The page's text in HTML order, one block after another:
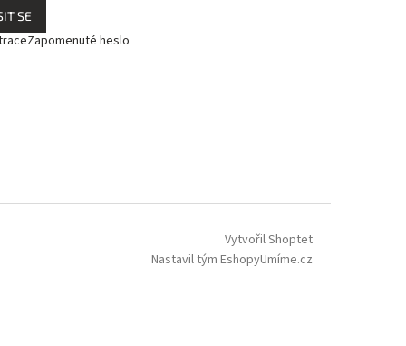
SE
Zapomenuté heslo
Vytvořil Shoptet
Nastavil tým EshopyUmíme.cz